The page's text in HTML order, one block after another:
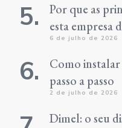
Por que as
esta empresa
6 de julho de 2026
Como
passo a passo
2 de julho de 2026
Dimel: o seu